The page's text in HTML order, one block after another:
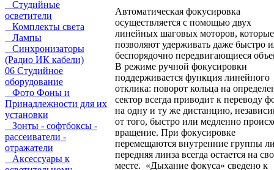
Студийные
осветители
Комплекты света
Лампы
Синхронизаторы
(Радио ИК кабели)
06 Студийное
оборудование
Фото Фоны и
Принадлежности для их
установки
Зонты - софтбоксы -
рассеиватели -
отражатели
Аксессуары к
Автоматическая фокусировка
осуществляется с помощью двух
линейных шаговых моторов, которые
позволяют удерживать даже быстро
беспорядочно передвигающиеся
В режиме ручной фокусировки
поддерживается функция линейного
отклика: поворот кольца на
сектор всегда приводит к переводу
на одну и ту же дистанцию,
от того, быстро или медленно
вращение. При фокусировке
перемещаются внутренние группы
передняя линза всегда остается на
месте. «Дыхание фокуса» сведено к